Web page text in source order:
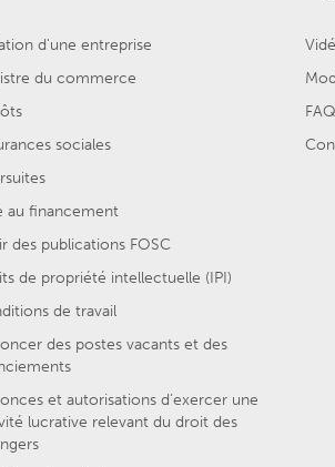
d'une entreprise
du commerce
sociales
au financement
des publications FOSC
de propriété intellectuelle (IPI)
de travail
des postes vacants et des
et autorisations d’exercer une
lucrative relevant du droit des
FAQ